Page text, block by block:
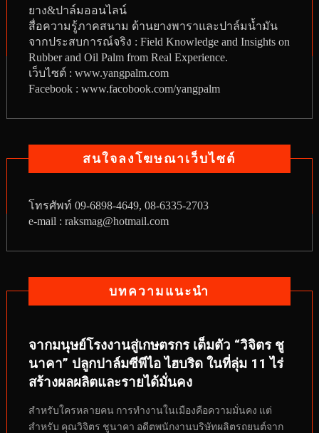
ยาง&ปาล์มออนไลน์
สื่อความรู้ภาคสนาม ด้านยางพาราและปาล์มน้ำมัน
จากประสบการณ์จริง : Field Knowledge and Insights on
Rubber and Oil Palm from Real Experience.
เว็บไซต์ : www.yangpalm.com
Facebook : www.facobook.com/yangpalm
สนใจลงโฆษณาเว็บไซต์
โทรศัพท์ 09-6898-4649, 08-6335-2703
e-mail : raksmag@hotmail.com
บทความแนะนำ
จากมนุษย์โรงงานสู่เกษตรกร เต็มตัว “วิจิตร ชู
นาคา” ปลูกปาล์มซีพีไอ ไฮบริด ในที่ลุ่ม 11 ไร่
สร้างผลผลิตและรายได้มั่นคง
สำหรับใครหลายคน การทำงานในเมืองคือความมั่นคง แต่
สำหรับ คุณวิจิตร ชูนาคา อดีตพนักงานบริษัทผลิตรถยนต์จาก